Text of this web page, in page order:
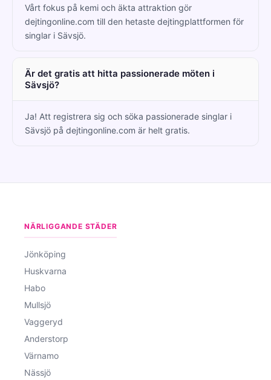
Vårt fokus på kemi och äkta attraktion gör
dejtingonline.com till den hetaste dejtingplattformen för
singlar i Sävsjö.
Är det gratis att hitta passionerade möten i
Sävsjö?
Ja! Att registrera sig och söka passionerade singlar i
Sävsjö på dejtingonline.com är helt gratis.
NÄRLIGGANDE STÄDER
Jönköping
Huskvarna
Habo
Mullsjö
Vaggeryd
Anderstorp
Värnamo
Nässjö